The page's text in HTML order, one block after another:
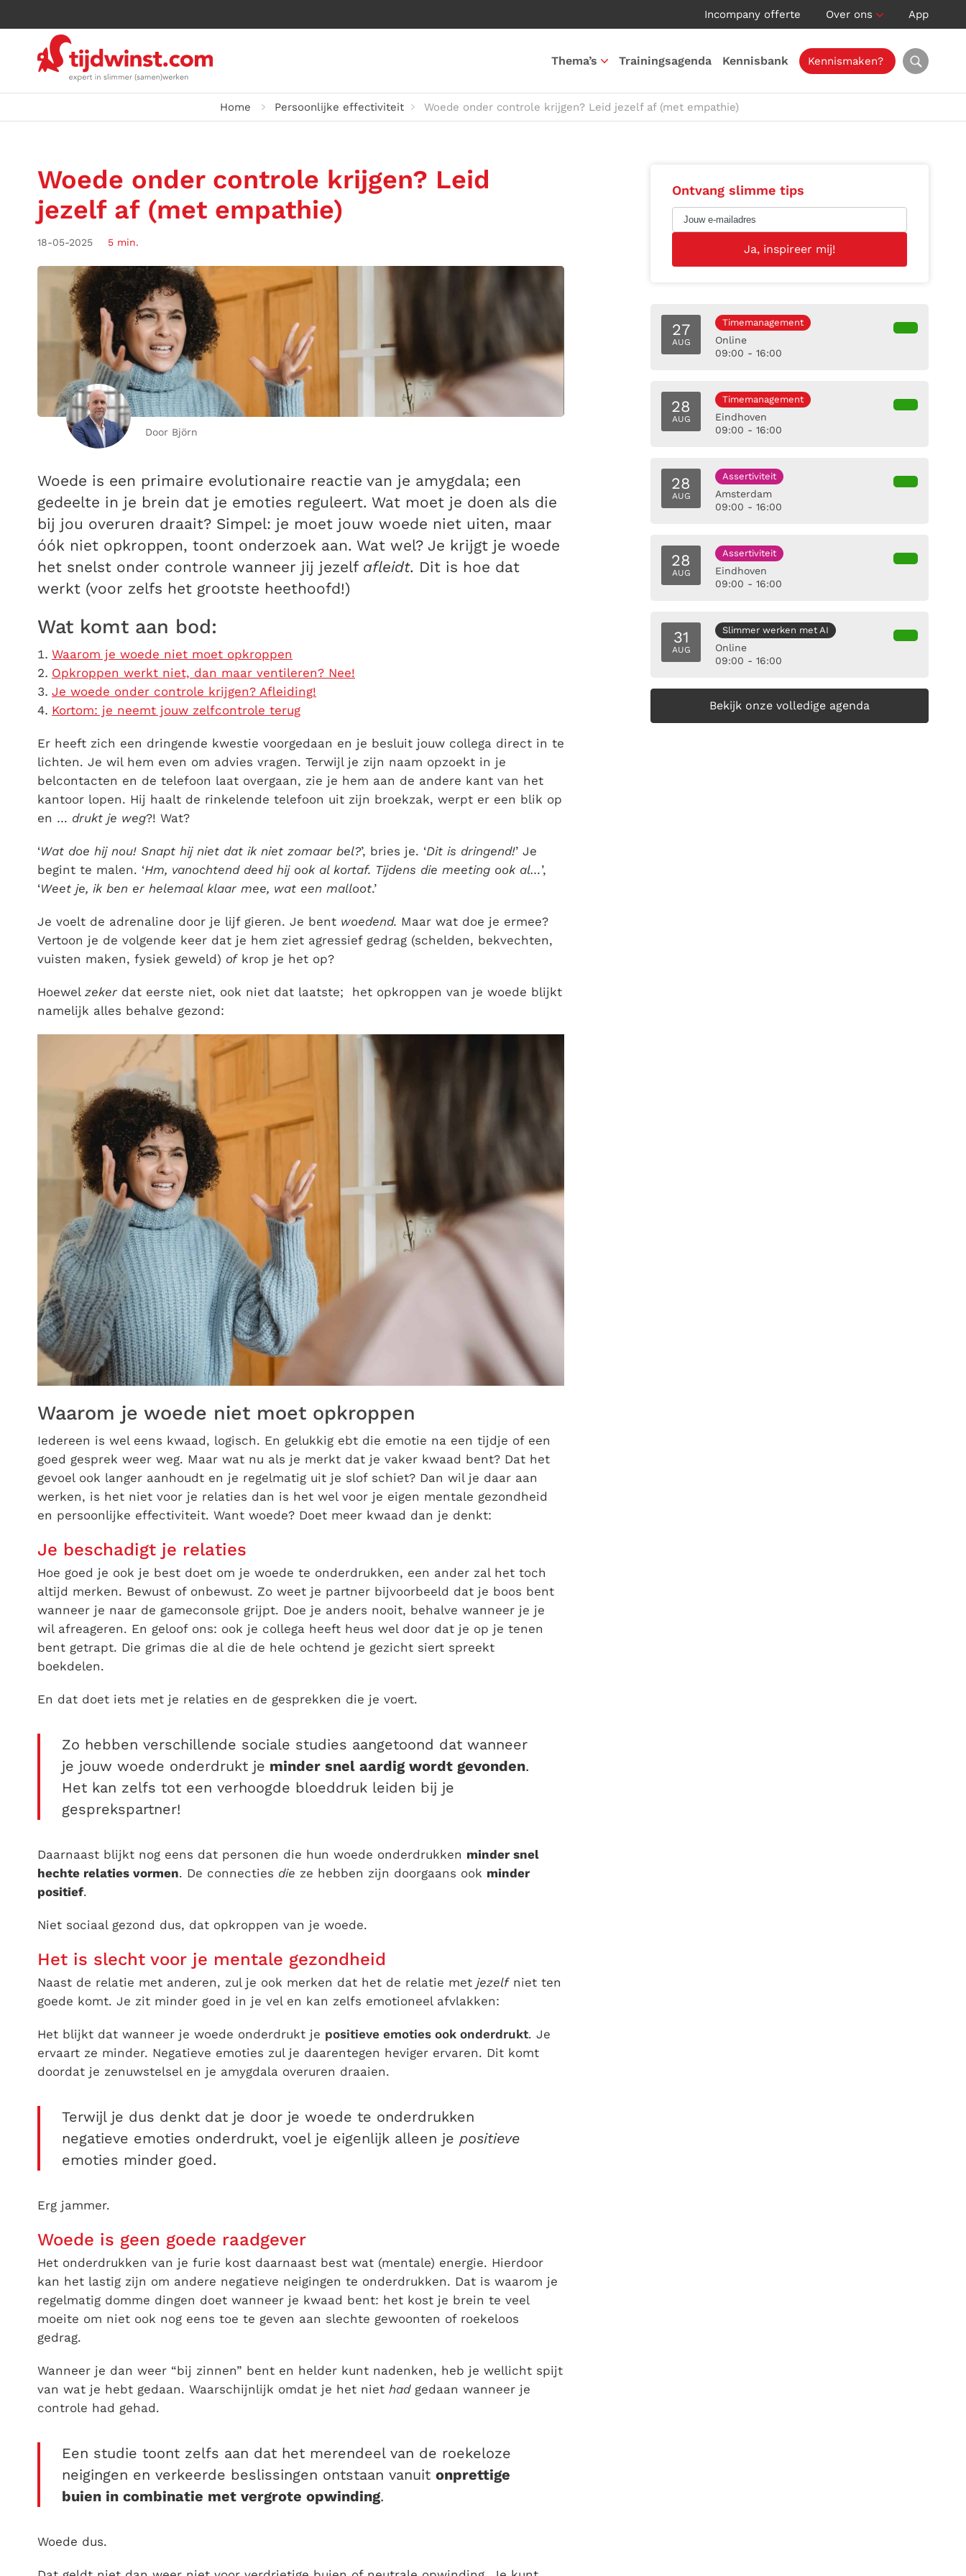
Incompany offerte Over ons App
Thema’s Trainingsagenda Kennisbank Kennismaken?
Home Persoonlijke effectiviteit Woede onder controle krijgen? Leid jezelf af (met empathie)
Woede onder controle krijgen? Leid
jezelf af (met empathie)
18-05-2025 5 min.
Door Björn
Woede is een primaire evolutionaire reactie van je amygdala; een
gedeelte in je brein dat je emoties reguleert. Wat moet je doen als die
bij jou overuren draait? Simpel: je moet jouw woede niet uiten, maar
óók niet opkroppen, toont onderzoek aan. Wat wel? Je krijgt je woede
het snelst onder controle wanneer jij jezelf afleidt. Dit is hoe dat
werkt (voor zelfs het grootste heethoofd!)
Wat komt aan bod:
Waarom je woede niet moet opkroppen
Opkroppen werkt niet, dan maar ventileren? Nee!
Je woede onder controle krijgen? Afleiding!
Kortom: je neemt jouw zelfcontrole terug
Er heeft zich een dringende kwestie voorgedaan en je besluit jouw collega direct in te
lichten. Je wil hem even om advies vragen. Terwijl je zijn naam opzoekt in je
belcontacten en de telefoon laat overgaan, zie je hem aan de andere kant van het
kantoor lopen. Hij haalt de rinkelende telefoon uit zijn broekzak, werpt er een blik op
en … drukt je weg?! Wat?
‘Wat doe hij nou! Snapt hij niet dat ik niet zomaar bel?’, bries je. ‘Dit is dringend!’ Je
begint te malen. ‘Hm, vanochtend deed hij ook al kortaf. Tijdens die meeting ook al…’,
‘Weet je, ik ben er helemaal klaar mee, wat een malloot.’
Je voelt de adrenaline door je lijf gieren. Je bent woedend. Maar wat doe je ermee?
Vertoon je de volgende keer dat je hem ziet agressief gedrag (schelden, bekvechten,
vuisten maken, fysiek geweld) ofkrop je het op?
Hoewel zeker dat eerste niet, ook niet dat laatste; het opkroppen van je woede blijkt
namelijk alles behalve gezond:
Waarom je woede niet moet opkroppen
Iedereen is wel eens kwaad, logisch. En gelukkig ebt die emotie na een tijdje of een
goed gesprek weer weg. Maar wat nu als je merkt dat je vaker kwaad bent? Dat het
gevoel ook langer aanhoudt en je regelmatig uit je slof schiet? Dan wil je daar aan
werken, is het niet voor je relaties dan is het wel voor je eigen mentale gezondheid
en persoonlijke effectiviteit. Want woede? Doet meer kwaad dan je denkt:
Je beschadigt je relaties
Hoe goed je ook je best doet om je woede te onderdrukken, een ander zal het toch
altijd merken. Bewust of onbewust. Zo weet je partner bijvoorbeeld dat je boos bent
wanneer je naar de gameconsole grijpt. Doe je anders nooit, behalve wanneer je je
wil afreageren. En geloof ons: ook je collega heeft heus wel door dat je op je tenen
bent getrapt. Die grimas die al die de hele ochtend je gezicht siert spreekt
boekdelen.
En dat doet iets met je relaties en de gesprekken die je voert.
Zo hebben verschillende sociale studies aangetoond dat wanneer
je jouw woede onderdrukt je minder snel aardig wordt gevonden.
Het kan zelfs tot een verhoogde bloeddruk leiden bij je
gesprekspartner!
Daarnaast blijkt nog eens dat personen die hun woede onderdrukken minder snel
hechte relaties vormen. De connecties die ze hebben zijn doorgaans ook minder
positief.
Niet sociaal gezond dus, dat opkroppen van je woede.
Het is slecht voor je mentale gezondheid
Naast de relatie met anderen, zul je ook merken dat het de relatie met jezelfniet ten
goede komt. Je zit minder goed in je vel en kan zelfs emotioneel afvlakken:
Het blijkt dat wanneer je woede onderdrukt je positieve emoties ook onderdrukt. Je
ervaart ze minder. Negatieve emoties zul je daarentegen heviger ervaren. Dit komt
doordat je zenuwstelsel en je amygdala overuren draaien.
Terwijl je dus denkt dat je door je woede te onderdrukken
negatieve emoties onderdrukt, voel je eigenlijk alleen je positieve
emoties minder goed.
Erg jammer.
Woede is geen goede raadgever
Het onderdrukken van je furie kost daarnaast best wat (mentale) energie. Hierdoor
kan het lastig zijn om andere negatieve neigingen te onderdrukken. Dat is waarom je
regelmatig domme dingen doet wanneer je kwaad bent: het kost je brein te veel
moeite om niet ook nog eens toe te geven aan slechte gewoonten of roekeloos
gedrag.
Wanneer je dan weer “bij zinnen” bent en helder kunt nadenken, heb je wellicht spijt
van wat je hebt gedaan. Waarschijnlijk omdat je het niet hadgedaan wanneer je
controle had gehad.
Een studie toont zelfs aan dat het merendeel van de roekeloze
neigingen en verkeerde beslissingen ontstaan vanuit onprettige
buien in combinatie met vergrote opwinding.
Woede dus.
Ontvang slimme tips
27
AUG
Timemanagement
Online
09:00 - 16:00
28
AUG
Timemanagement
Eindhoven
09:00 - 16:00
28
AUG
Assertiviteit
Amsterdam
09:00 - 16:00
28
AUG
Assertiviteit
Eindhoven
09:00 - 16:00
31
AUG
Slimmer werken met AI
Online
09:00 - 16:00
Bekijk onze volledige agenda